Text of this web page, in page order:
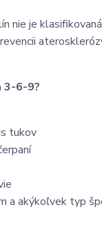
nie je
3-6-9?
tukov
a akýkoľvek typ